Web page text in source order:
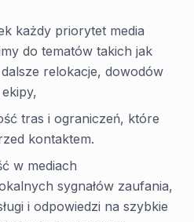
każdy priorytet media
do tematów takich jak
relokacje, dowodów
tras i ograniczeń, które
kontaktem.
w mediach
sygnałów zaufania,
i odpowiedzi na szybkie